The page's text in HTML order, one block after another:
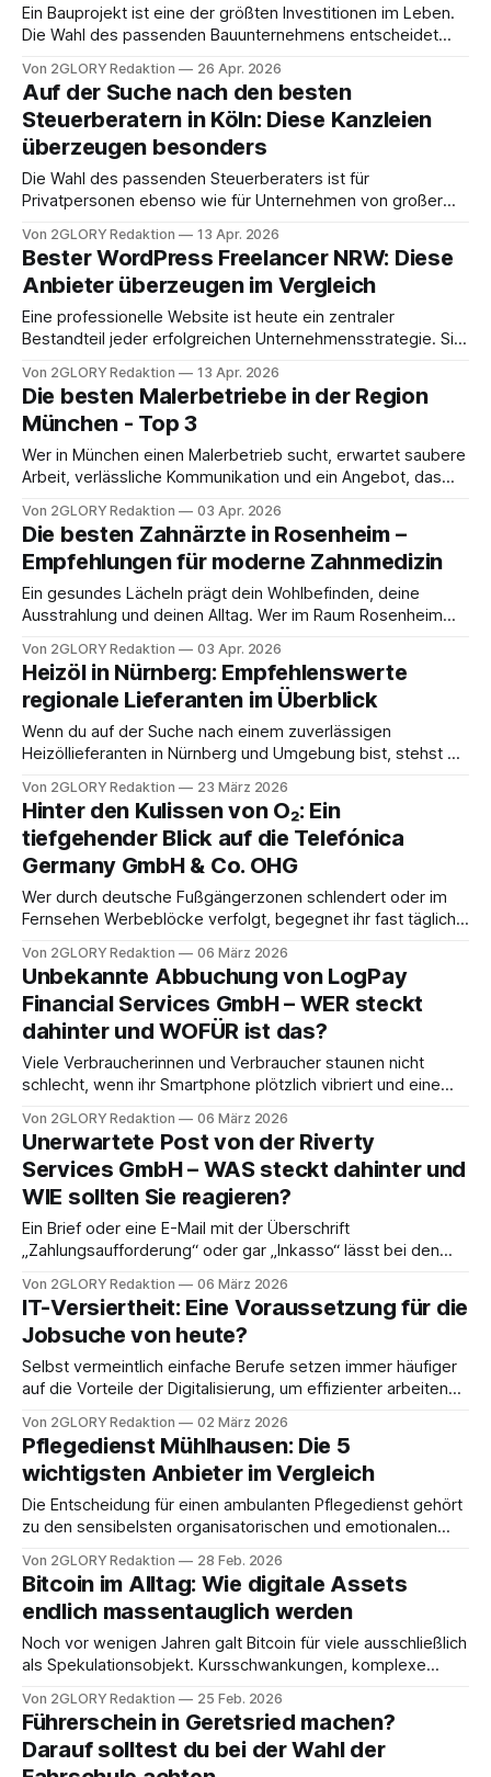
Ein Bauprojekt ist eine der größten Investitionen im Leben.
Die Wahl des passenden Bauunternehmens entscheidet
Endergebnis. Falsche Entscheidungen können zu
Verzögerungen, Mehrkosten und mangelhafter Bauqualität
führen. Ein professionelles Bauunternehmen bringt nicht nur
handwerkliches Können mit, sondern auch Erfahrung in
Von 2GLORY Redaktion 26 Apr. 2026
Auf der Suche nach den besten
Steuerberatern in Köln: Diese Kanzleien
überzeugen besonders
Die Wahl des passenden Steuerberaters ist für
Privatpersonen ebenso wie für Unternehmen von großer
Köln ist das Angebot vielfältig, wodurch die Auswahl nicht
immer leichtfällt. Unterschiedliche Spezialisierungen,
Beratungsansätze und Serviceleistungen machen es
notwendig, genauer hinzusehen. Ein guter Steuerberater
unterstützt nicht nur bei der
Von 2GLORY Redaktion 13 Apr. 2026
Bester WordPress Freelancer NRW: Diese
Anbieter überzeugen im Vergleich
Eine professionelle Website ist heute ein zentraler
Bestandteil jeder erfolgreichen Unternehmensstrategie. Sie
wichtige Funktionen im Marketing, Vertrieb und in der
Kundenkommunikation. Besonders WordPress hat sich
dabei als eines der beliebtesten Systeme etabliert –
flexibel, skalierbar und vielseitig einsetzbar. Doch genau
diese Vielseitigkeit macht
Von 2GLORY Redaktion 13 Apr. 2026
Die besten Malerbetriebe in der Region
München - Top 3
Wer in München einen Malerbetrieb sucht, erwartet saubere
Arbeit, verlässliche Kommunikation und ein Angebot, das
zeigen dir drei Anbieter, die im Raum München mit
klassischen Malerarbeiten, Fassadenleistungen,
Trockenbau oder Sanierung präsent sind. Platz 1 – Krebs &
Mies GmbH Die
Von 2GLORY Redaktion 03 Apr. 2026
Die besten Zahnärzte in Rosenheim –
Empfehlungen für moderne Zahnmedizin
Ein gesundes Lächeln prägt dein Wohlbefinden, deine
Ausstrahlung und deinen Alltag. Wer im Raum Rosenheim
auf klassische Behandlungen, sondern auch auf Ästhetik,
digitale Diagnostik, schonende Verfahren und eine
ganzheitliche Sicht auf die Mundgesundheit. Wir haben drei
empfehlenswerte Adressen aus Rosenheim und dem
Von 2GLORY Redaktion 03 Apr. 2026
Heizöl in Nürnberg: Empfehlenswerte
regionale Lieferanten im Überblick
Wenn du auf der Suche nach einem zuverlässigen
Heizöllieferanten in Nürnberg und Umgebung bist, stehst du
Literpreis spielen bei der Entscheidung vor allem
Pünktlichkeit, transparenter Service und eine gute
Erreichbarkeit eine wesentliche Rolle. Wir haben uns den
regionalen Markt genauer angesehen und
Von 2GLORY Redaktion 23 März 2026
Hinter den Kulissen von O₂: Ein
tiefgehender Blick auf die Telefónica
Germany GmbH & Co. OHG
Wer durch deutsche Fußgängerzonen schlendert oder im
Fernsehen Werbeblöcke verfolgt, begegnet ihr fast täglich:
aufsteigenden Luftblasen. Doch der rechtliche und
wirtschaftliche Motor, der dieses gewaltige
Telekommunikationsnetzwerk in Deutschland am Laufen
hält, trägt einen Namen, der vielen Verbrauchern oft erst auf
Von 2GLORY Redaktion 06 März 2026
Unbekannte Abbuchung von LogPay
Financial Services GmbH – WER steckt
dahinter und WOFÜR ist das?
Viele Verbraucherinnen und Verbraucher staunen nicht
schlecht, wenn ihr Smartphone plötzlich vibriert und eine
Zahlung meldet – an einen Empfänger, den sie noch nie
zuvor gehört haben. Auch beim routinemäßigen Blick auf
den digitalen Kontoauszug sorgt eine SEPA-Lastschrift der
LogPay Financial Services GmbH oft
Von 2GLORY Redaktion 06 März 2026
Unerwartete Post von der Riverty
Services GmbH – WAS steckt dahinter und
WIE sollten Sie reagieren?
Ein Brief oder eine E-Mail mit der Überschrift
„Zahlungsaufforderung“ oder gar „Inkasso“ lässt bei den
Moment die Alarmglocken schrillen. Wenn als Absender
dann auch noch die „Riverty Services GmbH“ auftaucht – ein
Name, den viele noch nie zuvor gehört haben –, ist die
Verunsicherung groß.
Von 2GLORY Redaktion 06 März 2026
IT-Versiertheit: Eine Voraussetzung für die
Jobsuche von heute?
Selbst vermeintlich einfache Berufe setzen immer häufiger
auf die Vorteile der Digitalisierung, um effizienter arbeiten
Grad an technischer Versiertheit mitbringen. Je nach Job
kann das von der einfachen Nutzung einer Office-Suite hin
zu tieferen Kenntnissen der IT-Sicherheit reichen.
Von 2GLORY Redaktion 02 März 2026
Pflegedienst Mühlhausen: Die 5
wichtigsten Anbieter im Vergleich
Die Entscheidung für einen ambulanten Pflegedienst gehört
zu den sensibelsten organisatorischen und emotionalen
der Bedarf kurzfristig – etwa nach einem
Krankenhausaufenthalt oder durch eine plötzliche
gesundheitliche Verschlechterung. In anderen Fällen
entwickelt sich der Pflegebedarf schleichend. In beiden
Situationen stehen Angehörige vor der gleichen Frage:
Von 2GLORY Redaktion 28 Feb. 2026
Bitcoin im Alltag: Wie digitale Assets
endlich massentauglich werden
Noch vor wenigen Jahren galt Bitcoin für viele ausschließlich
als Spekulationsobjekt. Kursschwankungen, komplexe
Kryptowährungen vor allem in spezialisierten Communities
genutzt wurden. Dieses Bild verändert sich jedoch
zunehmend. Digitale Assets entwickeln sich Schritt für
Von 2GLORY Redaktion 25 Feb. 2026
Führerschein in Geretsried machen?
Darauf solltest du bei der Wahl der